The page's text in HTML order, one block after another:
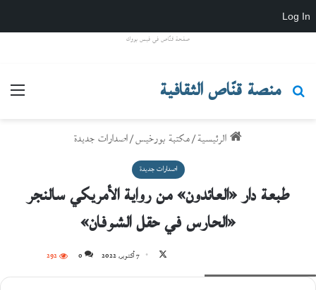
Log In
صفحة قنّاص في فيس بووك
منصة قنّاص الثقافية
بحث عن
الرئيسية/مكتبة بورخيس/اصدارات جديدة
اصدارات جديدة
طبعة دار «العائدون» من رواية الأمريكي سالنجر
«الحارس في حقل الشوفان»
7 أكتوبر، 2022 0
292